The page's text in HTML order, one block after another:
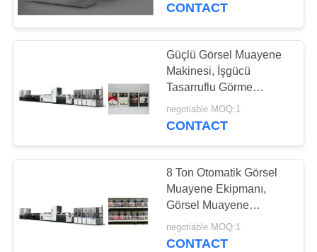
INVALID_FETCH
ERROR
FABRIKA
KALITE
CONTACT
Güçlü Görsel Muayene
Makinesi, İşgücü
Tasarruflu Görme
Muayene Ekipmanı
negotiable MOQ:1
CONTACT
8 Ton Otomatik Görsel
Muayene Ekipmanı,
Görsel Muayene
Makinesi
negotiable MOQ:1
CONTACT